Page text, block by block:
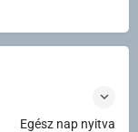
Egész nap nyitva